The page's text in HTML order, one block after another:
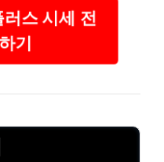
스 시세 전
기